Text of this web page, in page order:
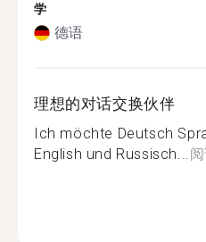
学
德语
理想的对话交换伙伴
Ich möchte Deutsch
English und Russisch...